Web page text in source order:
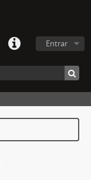
Entrar